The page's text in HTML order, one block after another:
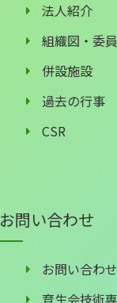
法人紹介
組織図・委
併設施設
過去の行事
CSR
お問い合わせ
お問い合わせ
育生会技術